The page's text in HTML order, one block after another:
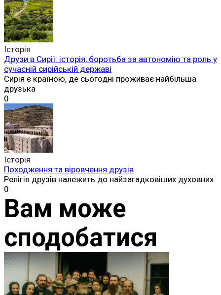
Історія
Друзи в Сирії: історія, боротьба за автономію та роль у
сучасній сирійській державі
Сирія є країною, де сьогодні проживає найбільша
друзька
0
Історія
Походження та віровчення друзів
Релігія друзів належить до найзагадковіших духовних
0
Вам може
сподобатися